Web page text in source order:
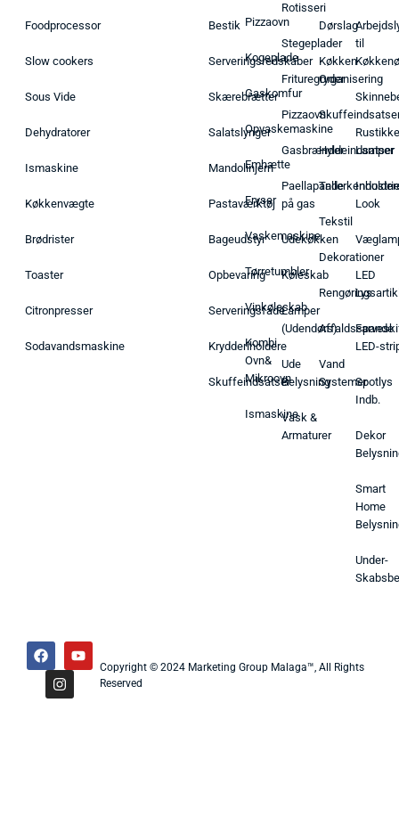
Foodprocessor
Slow cookers
Sous Vide
Dehydratorer
Ismaskine
Køkkenvægte
Brødrister
Toaster
Citronpresser
Sodavandsmaskine
Bestik
Serveringsredskaber
Skærebrætter
Salatslynger
Mandolinjern
Pastaværktøj
Bageudstyr
Opbevaring
Serveringsfade
Krydderiholdere
Skuffeindsatser
Pizzaovn
Kogeplade
Gaskomfur
Opvaskemaskine
Emhætte
Fryser
Vaskemaskine
Tørretumbler
Vinkøleskab
Kombi
Ovn&
Mikroovn
Ismaskine
Rotisseri
Stegeplader
Frituregryder
Pizzaovn
Gasbrænder
Paellapande
på gas
Udekøkken
Køleskab
Lamper
(Udendørs)
Ude
Belysning
Vask &
Armaturer
Dørslag
Køkken
Organisering
Hyldeindsatser
Tekstil
Dekorationer
Affaldsspande
Vand
Systemer
til
Rustikke
Lamper
Look
LED
Lys
LED-
Spotlys
Indb.
Dekor
Smart
Home
Under-
Copyright © 2024 Marketing Group Malaga™, All Rights
Reserved